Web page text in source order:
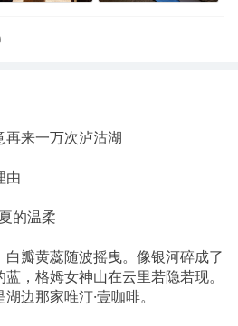
再来一万次泸沽湖
由
的温柔
瓣黄蕊随波摇曳。像银河碎成了
，格姆女神山在云里若隐若现。
边那家唯汀·壹咖啡。